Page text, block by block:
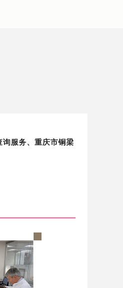
服务、重庆市铜梁